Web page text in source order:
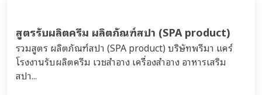
สูตรรับผลิตครีม ผลิตภัณฑ์สปา (SPA product)
รวมสูตร ผลิตภัณฑ์สปา (SPA product) บริษัทพรีมา แคร์
โรงงานรับผลิตครีม เวชสำอาง เครื่องสำอาง อาหารเสริม
สปา...